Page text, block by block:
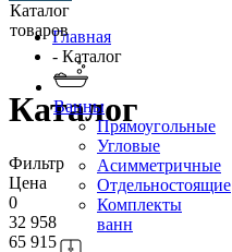
Каталог
товаров
Ванны
Прямоугольные
Угловые
Асимметричные
Отдельностоящие
Комплекты
ванн
Главная
- Каталог
Каталог
Фильтр
Цена
0
32 958
65 915